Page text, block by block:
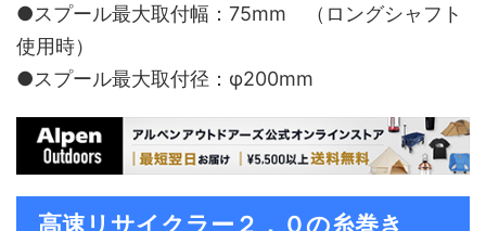
●スプール最大取付幅：75mm （ロングシャフト
使用時）
●スプール最大取付径：φ200mm
高速リサイクラー２．０の糸巻き